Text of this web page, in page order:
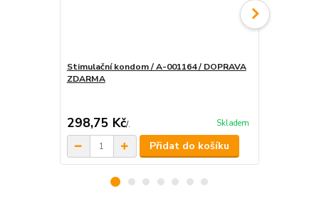
Stimulační kondom / A-001164 / DOPRAVA
ZDARMA
298,75 Kč/. Skladem
Přidat do košíku